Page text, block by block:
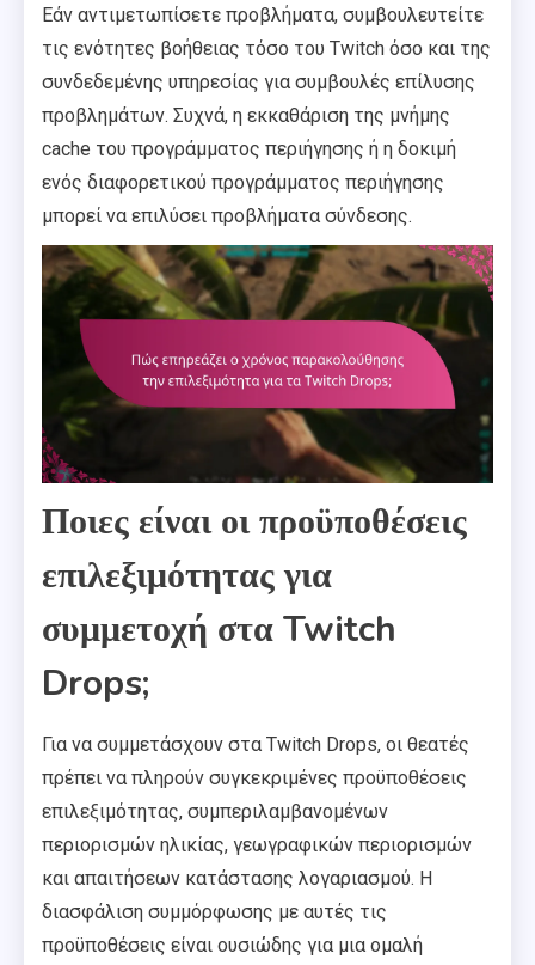
Εάν αντιμετωπίσετε προβλήματα, συμβουλευτείτε
τις ενότητες βοήθειας τόσο του Twitch όσο και της
συνδεδεμένης υπηρεσίας για συμβουλές επίλυσης
προβλημάτων. Συχνά, η εκκαθάριση της μνήμης
cache του προγράμματος περιήγησης ή η δοκιμή
ενός διαφορετικού προγράμματος περιήγησης
μπορεί να επιλύσει προβλήματα σύνδεσης.
Ποιες είναι οι προϋποθέσεις
επιλεξιμότητας για
συμμετοχή στα Twitch
Drops;
Για να συμμετάσχουν στα Twitch Drops, οι θεατές
πρέπει να πληρούν συγκεκριμένες προϋποθέσεις
επιλεξιμότητας, συμπεριλαμβανομένων
περιορισμών ηλικίας, γεωγραφικών περιορισμών
και απαιτήσεων κατάστασης λογαριασμού. Η
διασφάλιση συμμόρφωσης με αυτές τις
προϋποθέσεις είναι ουσιώδης για μια ομαλή